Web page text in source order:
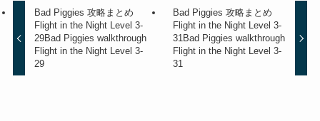
Bad Piggies 攻略まとめ
Flight in the Night Level 3-
29Bad Piggies walkthrough
Flight in the Night Level 3-
29
Bad Piggies 攻略まとめ
Flight in the Night Level 3-
31Bad Piggies walkthrough
Flight in the Night Level 3-
31